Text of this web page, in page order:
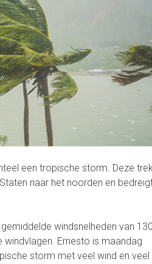
een tropische storm. Deze
naar het noorden en
windsnelheden van 130
Ernesto is maandag
storm met veel wind en veel